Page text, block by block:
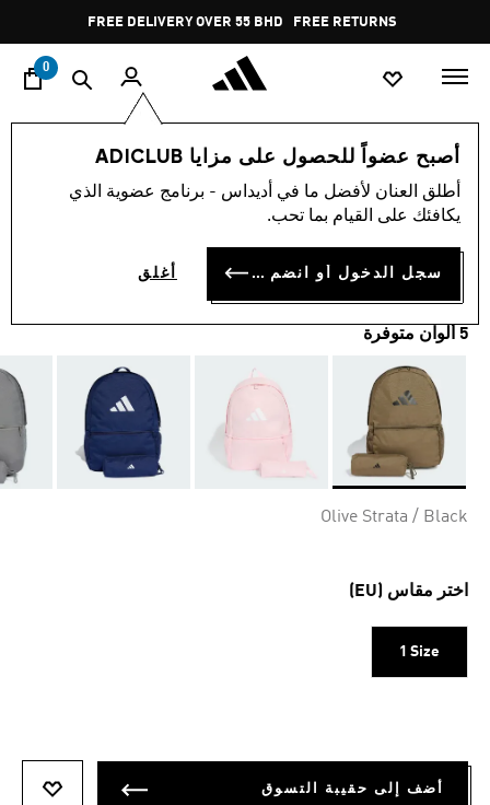
Pause
promotion
rotation
FREE DELIVERY OVER 55 BHD FREE RETURNS
0
أصبح عضواً للحصول على مزايا ADICLUB
أطلق العنان لأفضل ما في أديداس - برنامج عضوية الذي
يكافئك على القيام بما تحب.
سجل الدخول أو انضم الآن أغلق
أسلوب الحياة إكسسوارات
حقيبة ظهر مع مقلمة
BD 17.25
5 ألوان متوفرة
Olive Strata / Black
اختر مقاس (EU)
1 Size
أضف إلى حقيبة التسوق